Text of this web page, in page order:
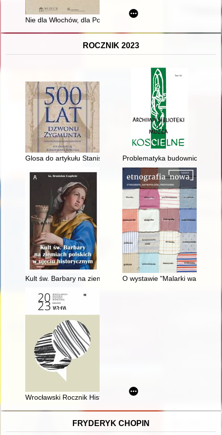
Nie dla Włochów, dla Polaków" : o ideowych założeniach
ROCZNIK 2023
Glosa do artykułu Stanisława Kaczmarczyka "Sztuka
Problematyka budownictwa
Kult św. Barbary na ziemiach polskich w ujęciu historycznym
O wystawie "Malarki
Wrocławski Rocznik Historii Mówionej. R. 13 (2023)
FRYDERYK CHOPIN